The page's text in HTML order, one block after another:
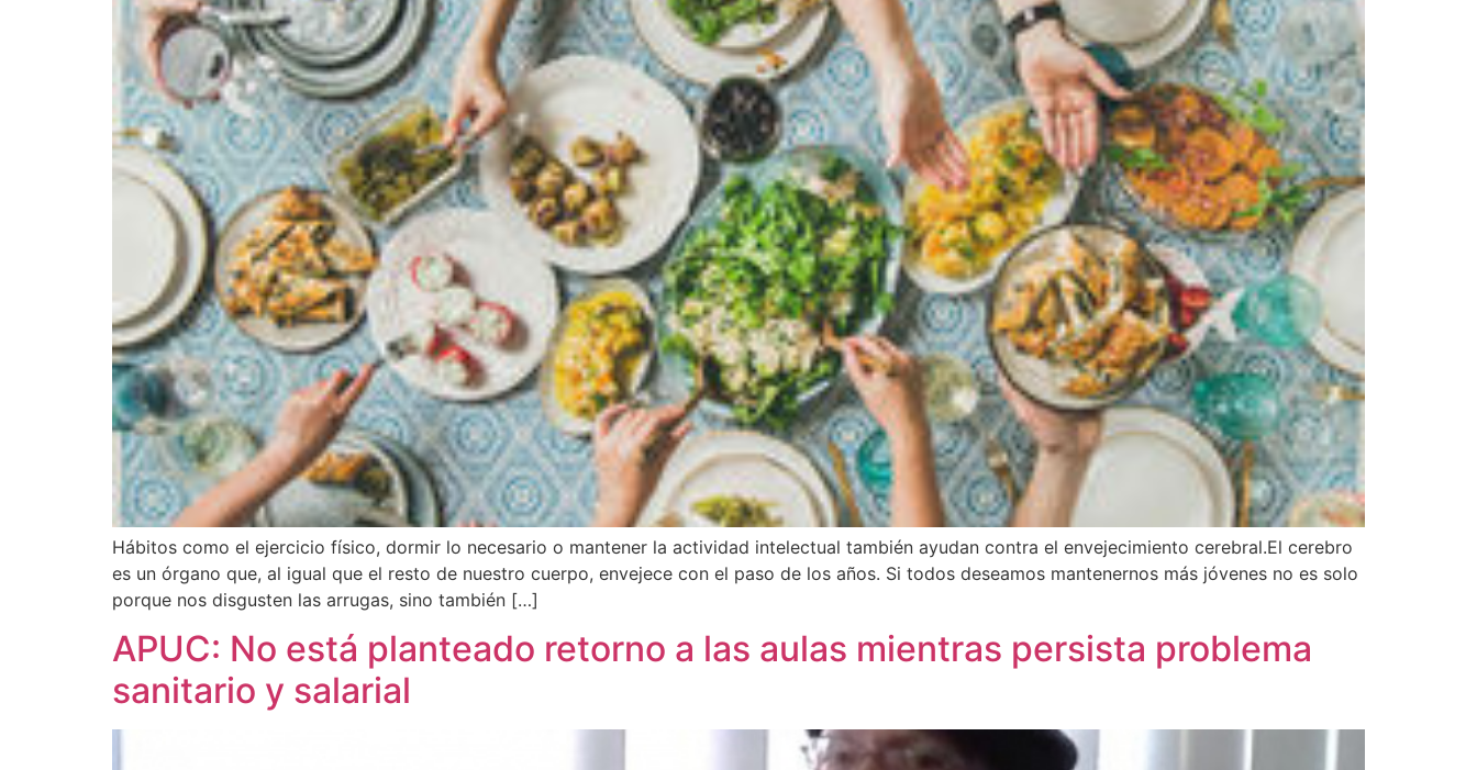
Hábitos como el ejercicio físico, dormir lo necesario o mantener la actividad intelectual también ayudan contra el envejecimiento cerebral.El cerebro
es un órgano que, al igual que el resto de nuestro cuerpo, envejece con el paso de los años. Si todos deseamos mantenernos más jóvenes no es solo
porque nos disgusten las arrugas, sino también […]
APUC: No está planteado retorno a las aulas mientras persista problema
sanitario y salarial